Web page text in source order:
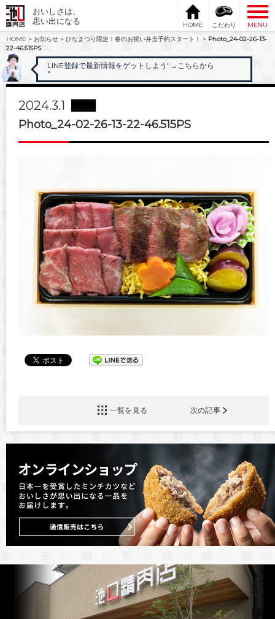
おいしさは、
思い出になる
HOME こだわり
MENU
HOME > お知らせ > ひなまつり限定！春のお祝い弁当予約スタート！ > Photo_24-02-26-13-
22-46.515PS
LINE登録で最新情報をゲットしよう" →こちらから
"
2024.3.1
Photo_24-02-26-13-22-46.515PS
一覧を見る 次の記事